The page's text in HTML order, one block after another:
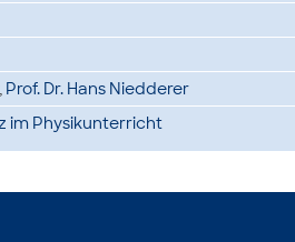
Prof. Dr. Hans Niedderer
im Physikunterricht